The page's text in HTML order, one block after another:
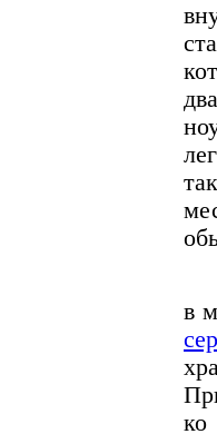
в
ко